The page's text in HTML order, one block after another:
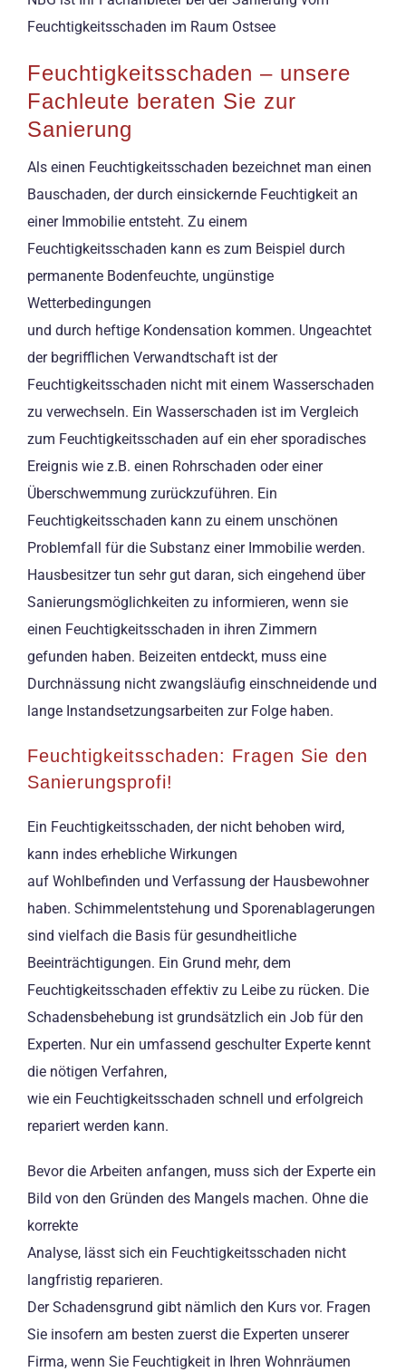
Feuchtigkeitsschaden im Raum Ostsee
Feuchtigkeitsschaden – unsere
Fachleute beraten Sie zur
Sanierung
Als einen Feuchtigkeitsschaden bezeichnet man einen
Bauschaden, der durch einsickernde Feuchtigkeit an
einer Immobilie entsteht. Zu einem
Feuchtigkeitsschaden kann es zum Beispiel durch
permanente Bodenfeuchte, ungünstige
Wetterbedingungen
und durch heftige Kondensation kommen. Ungeachtet
der begrifflichen Verwandtschaft ist der
Feuchtigkeitsschaden nicht mit einem Wasserschaden
zu verwechseln. Ein Wasserschaden ist im Vergleich
zum Feuchtigkeitsschaden auf ein eher sporadisches
Ereignis wie z.B. einen Rohrschaden oder einer
Überschwemmung zurückzuführen. Ein
Feuchtigkeitsschaden kann zu einem unschönen
Problemfall für die Substanz einer Immobilie werden.
Hausbesitzer tun sehr gut daran, sich eingehend über
Sanierungsmöglichkeiten zu informieren, wenn sie
einen Feuchtigkeitsschaden in ihren Zimmern
gefunden haben. Beizeiten entdeckt, muss eine
Durchnässung nicht zwangsläufig einschneidende und
lange Instandsetzungsarbeiten zur Folge haben.
Feuchtigkeitsschaden: Fragen Sie den
Sanierungsprofi!
Ein Feuchtigkeitsschaden, der nicht behoben wird,
kann indes erhebliche Wirkungen
auf Wohlbefinden und Verfassung der Hausbewohner
haben. Schimmelentstehung und Sporenablagerungen
sind vielfach die Basis für gesundheitliche
Beeinträchtigungen. Ein Grund mehr, dem
Feuchtigkeitsschaden effektiv zu Leibe zu rücken. Die
Schadensbehebung ist grundsätzlich ein Job für den
Experten. Nur ein umfassend geschulter Experte kennt
die nötigen Verfahren,
wie ein Feuchtigkeitsschaden schnell und erfolgreich
repariert werden kann.
Bevor die Arbeiten anfangen, muss sich der Experte ein
Bild von den Gründen des Mangels machen. Ohne die
korrekte
Analyse, lässt sich ein Feuchtigkeitsschaden nicht
langfristig reparieren.
Der Schadensgrund gibt nämlich den Kurs vor. Fragen
Sie insofern am besten zuerst die Experten unserer
Firma, wenn Sie Feuchtigkeit in Ihren Wohnräumen